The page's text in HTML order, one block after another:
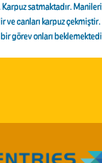
satmaktadır.
canları karpuz
görev onları